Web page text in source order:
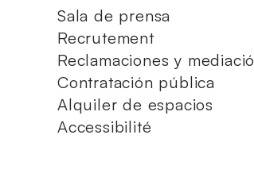
Sala de prensa
Recrutement
Reclamaciones y
Contratación pública
Alquiler de espacios
Accessibilité